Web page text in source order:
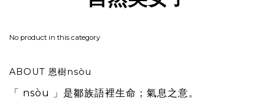
No product in this category
ABOUT 恩樹nsòu
「 nsòu 」是鄒族語裡生命；氣息之意。